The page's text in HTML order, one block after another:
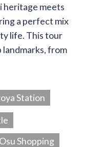
heritage meets
a perfect mix
life. This tour
from
Station
Shopping